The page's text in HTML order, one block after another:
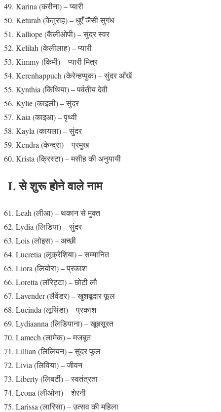
Karina (करीना) – प्यारी
Keturah (केतुराह) – धुएँ जैसी सुगंध
Kalliope (कैलीओपी) – सुंदर स्वर
Kelilah (केलीलाह) – प्यारी
Kimmy (किमी) – प्यारी मित्र
Kerenhappuch (केरेन्हप्पुक) – सुंदर आँखें
Kynthia (किंथिया) – पर्वतीय देवी
Kylie (काइली) – सुंदर
Kaia (काइआ) – पृथ्वी
Kayla (कायला) – सुंदर
Kendra (केन्द्रा) – प्रमुख
Krista (क्रिस्टा) – मसीह की अनुयायी
L से शुरू होने वाले नाम
Leah (लीआ) – थकान से मुक्त
Lydia (लिडिया) – सुंदर
Lois (लोइस) – अच्छी
Lucretia (लूक्रेशिया) – सम्मानित
Liora (लियोरा) – प्रकाश
Loretta (लॉरेट्टा) – छोटी लौ
Lavender (लैवेंडर) – खुशबूदार फूल
Lucinda (लूसिंडा) – प्रकाश
Lydiaanna (लिडियाना) – खूबसूरत
Lamech (लामेक) – मजबूत
Lillian (लिलियन) – सुंदर फूल
Livia (लिविया) – जीवन
Liberty (लिबर्टी) – स्वतंत्रता
Leona (लीओना) – शेरनी
Larissa (लारिसा) – उत्सव की महिला